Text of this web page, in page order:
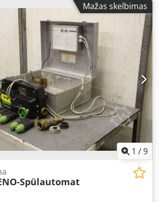
Mažas skelbimas
1 /9
Spülautomat